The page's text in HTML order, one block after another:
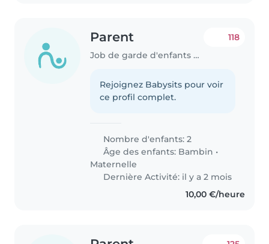
Parent
Job de garde d'enfants à Paris
118
Rejoignez Babysits pour voir
ce profil complet.
Nombre d'enfants: 2
Âge des enfants: Bambin •
Maternelle
Dernière Activité: il y a 2 mois
10,00 €/heure